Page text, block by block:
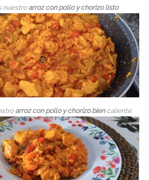
nuestroarroz con pollo y chorizo listo
arroz con pollo y chorizo biencaliente.